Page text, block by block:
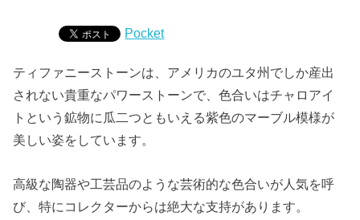
Pocket
ティファニーストーンは、アメリカのユタ州でしか産出
されない貴重なパワーストーンで、色合いはチャロアイ
トという鉱物に瓜二つともいえる紫色のマーブル模様が
美しい姿をしています。
高級な陶器や工芸品のような芸術的な色合いが人気を呼
び、特にコレクターからは絶大な支持があります。